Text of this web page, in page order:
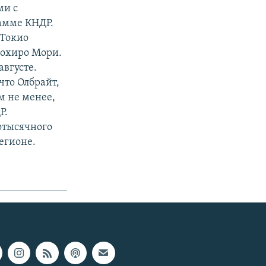
с
КНДР.
Мори.
Олбрайт,
не менее,